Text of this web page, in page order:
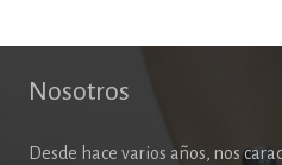
Nosotros
Desde hace varios años, nos